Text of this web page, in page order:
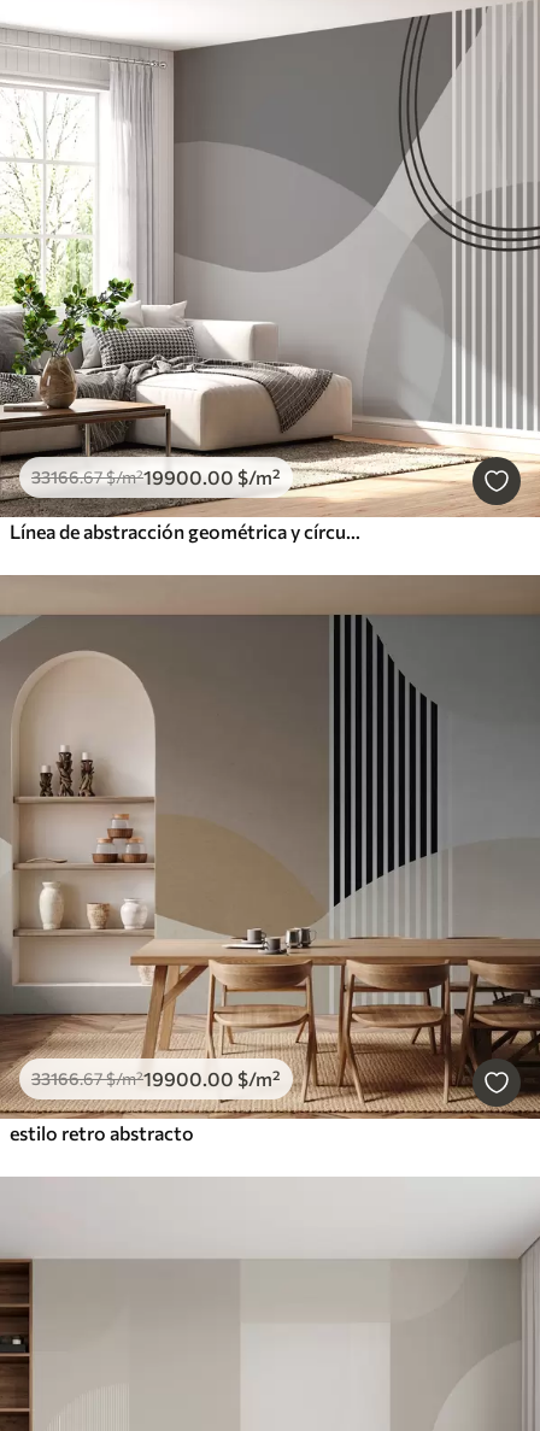
33166.67$/m²19900.00 $/m²
Línea de abstracción geométrica y círculo minimalista estilo moderno color gris
33166.67$/m²19900.00 $/m²
estilo retro abstracto